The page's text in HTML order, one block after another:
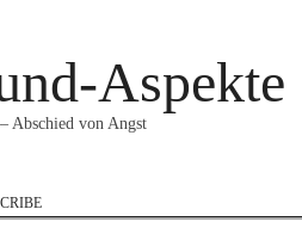
Aspekte
Abschied von Angst